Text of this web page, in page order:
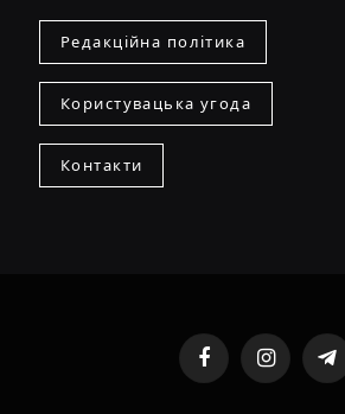
Редакційна політика
Користувацька угода
Контакти
FacebookInstagram